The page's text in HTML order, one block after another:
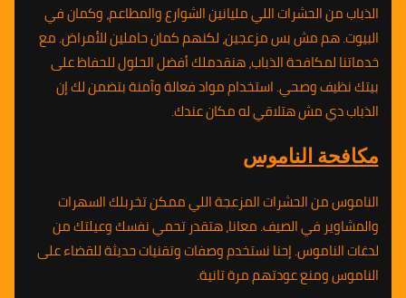
الذباب من الحشرات اللي مليانين الشوارع والمطاعم، وكمان في
البيوت. هم مش بس مزعجين، لكنهم كمان حاملين للأمراض. مع
خدماتنا لمكافحة الذباب، هنقدملك أفضل الحلول للحفاظ على
بيتك نظيف وصحي. استخدام مواد فعالة وآمنة بتضمن لك إن
الذباب دي مش هتلاقي له مكان عندك.
مكافحة الناموس
الناموس من الحشرات المزعجة اللي ممكن تخربلك السهرات
والمشاوير في الصيف. معانا، هتقدر تحمي نفسك وعيلتك من
لدغات الناموس. إحنا نستخدم وصفات وتقنيات حديثة للقضاء على
الناموس ومنع عودتهم مرة تانية.